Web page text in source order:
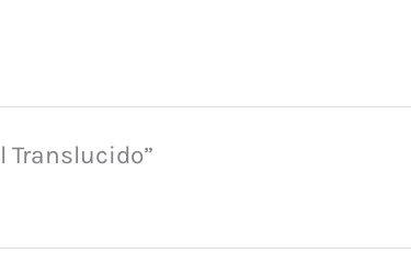
Translucido”